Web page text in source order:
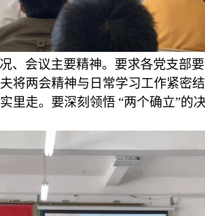
会议主要精神。要求各党支部
将两会精神与日常学习工作紧密
里走。要深刻领悟 “两个确立”的